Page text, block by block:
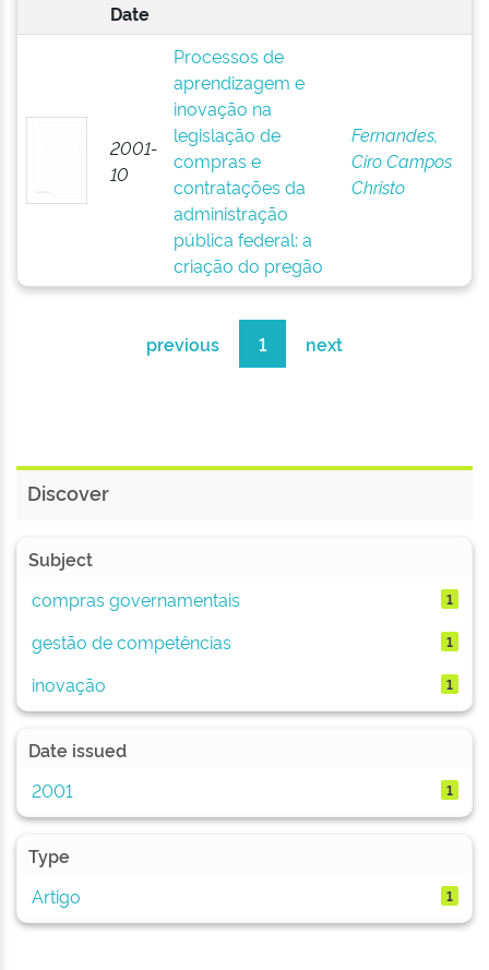
Date
2001-
10
Processos de
aprendizagem e
inovação na
legislação de
compras e
contratações da
administração
pública federal: a
criação do pregão
Fernandes,
Ciro Campos
Christo
previous 1 next
Discover
Subject
compras governamentais
1
gestão de competências 1
inovação 1
Date issued
2001
1
Type
Artigo
1